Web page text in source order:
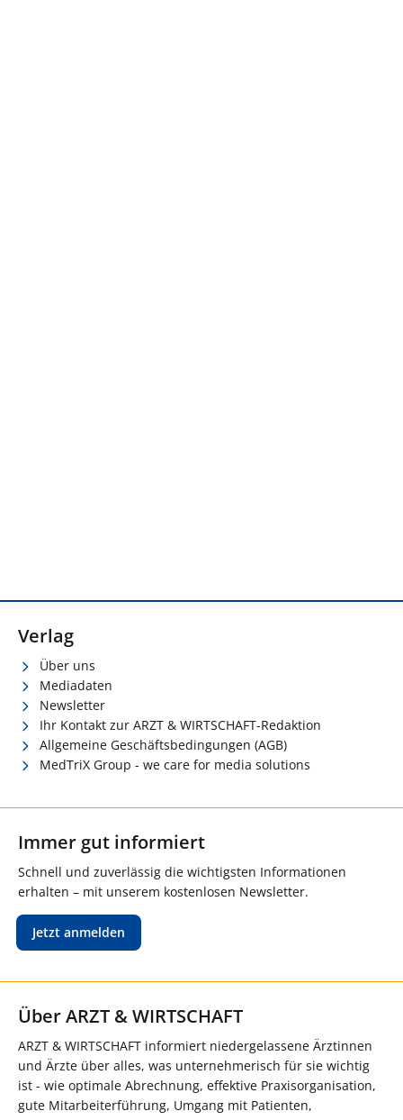
Verlag
Über uns
Mediadaten
Newsletter
Ihr Kontakt zur ARZT & WIRTSCHAFT-Redaktion
Allgemeine Geschäftsbedingungen (AGB)
MedTriX Group - we care for media solutions
Immer gut informiert
Schnell und zuverlässig die wichtigsten Informationen
erhalten – mit unserem kostenlosen Newsletter.
Jetzt anmelden
Über ARZT & WIRTSCHAFT
ARZT & WIRTSCHAFT informiert niedergelassene Ärztinnen
und Ärzte über alles, was unternehmerisch für sie wichtig
ist - wie optimale Abrechnung, effektive Praxisorganisation,
gute Mitarbeiterführung, Umgang mit Patienten,